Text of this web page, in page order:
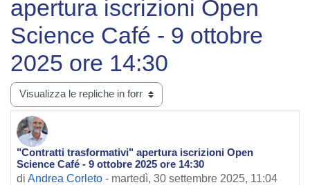
apertura iscrizioni Open
Science Café - 9 ottobre
2025 ore 14:30
Modalità visualizzazione
"Contratti trasformativi" apertura iscrizioni Open
Science Café - 9 ottobre 2025 ore 14:30
di Andrea Corleto - martedì, 30 settembre 2025, 11:04
Numero di risposte: 0